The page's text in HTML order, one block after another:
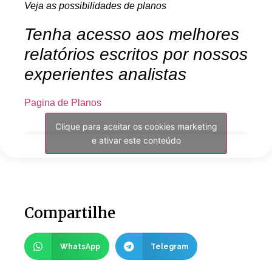
Veja as possibilidades de planos
Tenha acesso aos melhores
relatórios escritos por nossos
experientes analistas
Pagina de Planos
Clique para aceitar os cookies marketing
e ativar este conteúdo
Compartilhe
WhatsApp Telegram